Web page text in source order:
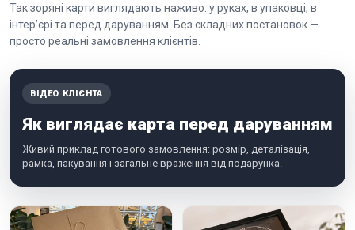
Так зоряні карти виглядають наживо: у руках, в упаковці, в
інтер’єрі та перед даруванням. Без складних постановок —
просто реальні замовлення клієнтів.
ВІДЕО КЛІЄНТА
Як виглядає карта перед даруванням
Живий приклад готового замовлення: розмір, деталізація,
рамка, пакування і загальне враження від подарунка.